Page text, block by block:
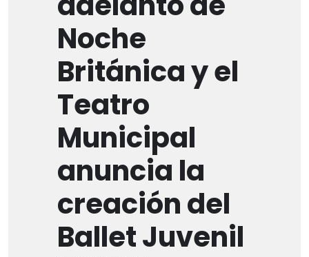
Noche
Británica y el
Teatro
Municipal
anuncia la
creación del
Ballet Juvenil